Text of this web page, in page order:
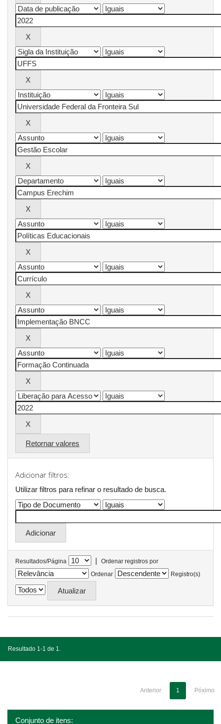
Retornar valores
Adicionar filtros:
Utilizar filtros para refinar o resultado de busca.
Resultados/Página |
Ordenar registros por
Ordenar
Registro(s)
Resultado 1-1 de 1.
Anterior 1 Póximo
Conjunto de itens: